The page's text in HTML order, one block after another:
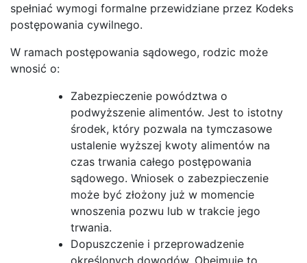
spełniać wymogi formalne przewidziane przez Kodeks
postępowania cywilnego.
W ramach postępowania sądowego, rodzic może
wnosić o:
Zabezpieczenie powództwa o
podwyższenie alimentów. Jest to istotny
środek, który pozwala na tymczasowe
ustalenie wyższej kwoty alimentów na
czas trwania całego postępowania
sądowego. Wniosek o zabezpieczenie
może być złożony już w momencie
wnoszenia pozwu lub w trakcie jego
trwania.
Dopuszczenie i przeprowadzenie
określonych dowodów. Obejmuje to